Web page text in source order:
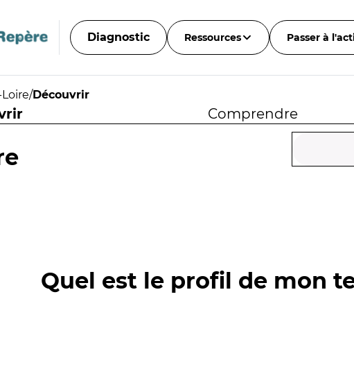
Diagnostic Ressources Passer à
/Découvrir
Comprendre
Quel est le profil de mon